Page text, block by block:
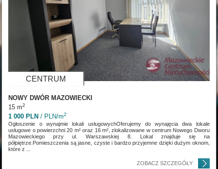
CENTRUM
NOWY DWÓR MAZOWIECKI
15 m2
1 000 PLN / PLN/m2
Ogłoszenie o wynajmie lokali usługowychOferujemy do wynajęcia dwa lokale
usługowe o powierzchni 20 m² oraz 16 m², zlokalizowane w centrum Nowego Dworu
Mazowieckiego przy ul. Warszawskiej 8. Lokal znajduje się na
półpiętrze.Pomieszczenia są jasne, czyste i bardzo przyjemne dzięki dużym oknom,
które z ...
ZOBACZ SZCZEGÓŁY